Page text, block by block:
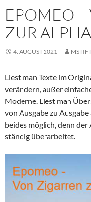
EPOMEO
ZUR
4. AUGUST 2021
Liest man Texte im
verändern, außer
Moderne. Liest man
von Ausgabe zu Ausgabe
beides möglich, denn der
ständig überarbeitet.